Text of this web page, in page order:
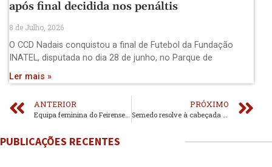
após final decidida nos penáltis
8 de Julho, 2026
O CCD Nadais conquistou a final de Futebol da Fundação
INATEL, disputada no dia 28 de junho, no Parque de
Ler mais »
ANTERIOR PRÓXIMO
PUBLICAÇÕES RECENTES